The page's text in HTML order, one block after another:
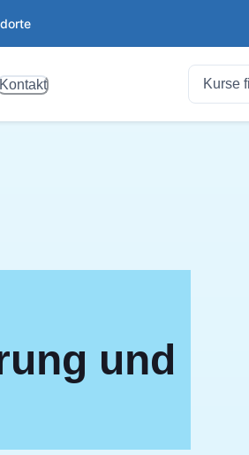
Kontakt
und